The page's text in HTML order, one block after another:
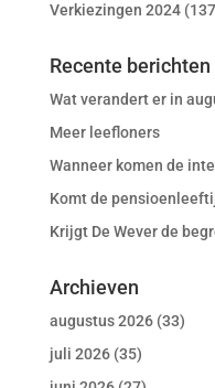
Verkiezingen 2024
Recente berichten
Wat verandert er in
Meer leefloners
Wanneer komen de
Komt de
Krijgt De Wever de
Archieven
augustus 2026(33)
juli 2026(35)